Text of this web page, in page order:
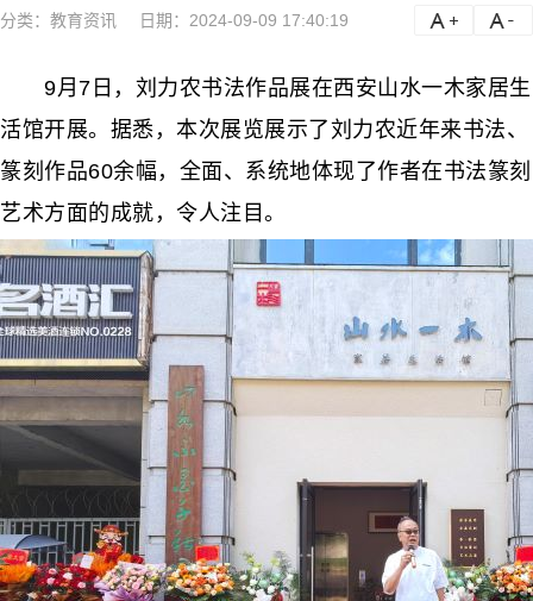
分类： 教育资讯 日期：2024-09-09 17:40:19
9月7日，刘力农书法作品展在西安山水一木家居生
活馆开展。据悉，本次展览展示了刘力农近年来书法、
篆刻作品60余幅，全面、系统地体现了作者在书法篆刻
艺术方面的成就，令人注目。